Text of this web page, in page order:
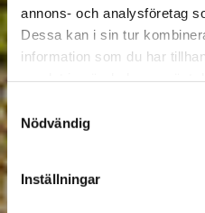
annons- och analysföretag
Dessa kan i sin tur
information som du har
Samtyckesval
Nödvändig
Inställningar